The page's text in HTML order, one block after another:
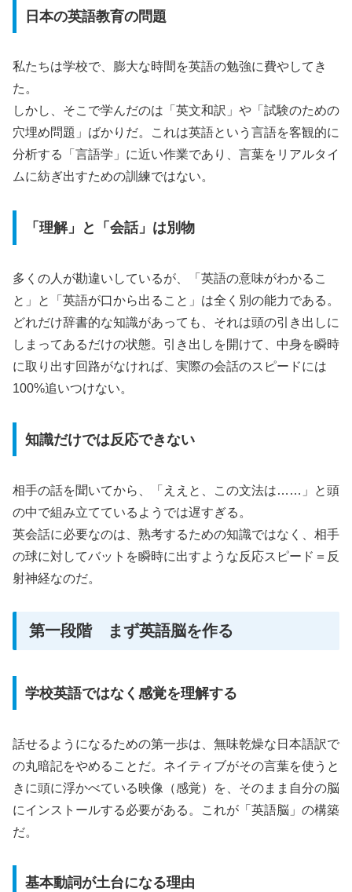
日本の英語教育の問題
私たちは学校で、膨大な時間を英語の勉強に費やしてき
た。
しかし、そこで学んだのは「英文和訳」や「試験のための
穴埋め問題」ばかりだ。これは英語という言語を客観的に
分析する「言語学」に近い作業であり、言葉をリアルタイ
ムに紡ぎ出すための訓練ではない。
「理解」と「会話」は別物
多くの人が勘違いしているが、「英語の意味がわかるこ
と」と「英語が口から出ること」は全く別の能力である。
どれだけ辞書的な知識があっても、それは頭の引き出しに
しまってあるだけの状態。引き出しを開けて、中身を瞬時
に取り出す回路がなければ、実際の会話のスピードには
100%追いつけない。
知識だけでは反応できない
相手の話を聞いてから、「ええと、この文法は……」と頭
の中で組み立てているようでは遅すぎる。
英会話に必要なのは、熟考するための知識ではなく、相手
の球に対してバットを瞬時に出すような反応スピード＝反
射神経なのだ。
第一段階 まず英語脳を作る
学校英語ではなく感覚を理解する
話せるようになるための第一歩は、無味乾燥な日本語訳で
の丸暗記をやめることだ。ネイティブがその言葉を使うと
きに頭に浮かべている映像（感覚）を、そのまま自分の脳
にインストールする必要がある。これが「英語脳」の構築
だ。
基本動詞が土台になる理由